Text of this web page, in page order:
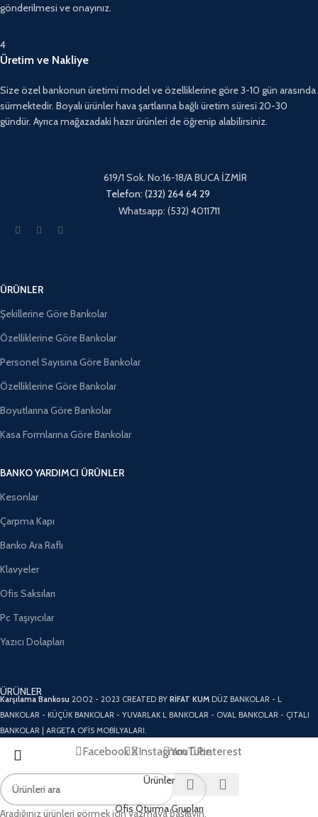
gönderilmesi ve onayınız.
4
Üretim ve Nakliye
Size özel bankonun üretimi model ve özelliklerine göre 3-10 gün arasında
sürmektedir. Boyalı ürünler hava şartlarına bağlı üretim süresi 20-30
gündür. Ayrıca mağazadaki hazır ürünleri de öğrenip alabilirsiniz.
619/1 Sok. No:16-18/A BUCA İZMİR
Telefon: (232) 264 64 29
Whatsapp: (532) 4011711
ÜRÜNLER
Şekillerine Göre Bankolar
Özelliklerine Göre Bankolar
Personel Sayısına Göre Bankolar
Özelliklerine Göre Bankolar
Boyutlarına Göre Bankolar
Kasa Formlarına Göre Bankolar
BANKO YARDIMCI ÜRÜNLER
Kesonlar
Çarpma Kapı
Banko Ara Raflı
Klavyeler
Ofis Saksıları
Pc Taşıyıcılar
Yazıcı Dolapları
ÜRÜNLER
Karşılama Bankosu 2002 - 2023 CREATED BY RİFAT KUM DÜZ BANKOLAR - L
BANKOLAR - KÜÇÜK BANKOLAR - YUVARLAK L BANKOLAR - OVAL BANKOLAR - ÇITALI
BANKOLAR | ARGETA OFİS MOBİLYALARI.
Aradığınız ürünleri görmek için yazmaya başlayın.
FacebookXInstagramYouTubePinterest
Ürünler
Ofis Oturma Grupları